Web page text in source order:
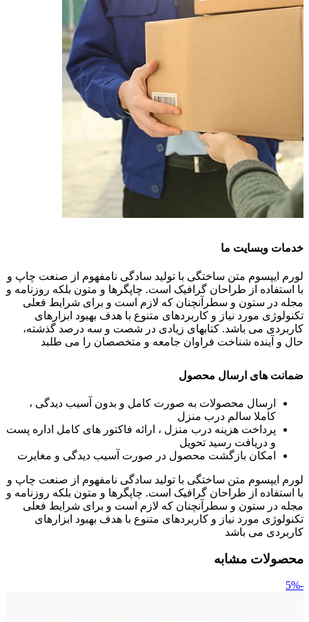
خدمات وبسایت ما
لورم ایپسوم متن ساختگی با تولید سادگی نامفهوم از صنعت چاپ و
با استفاده از طراحان گرافیک است. چاپگرها و متون بلکه روزنامه و
مجله در ستون و سطرآنچنان که لازم است و برای شرایط فعلی
تکنولوژی مورد نیاز و کاربردهای متنوع با هدف بهبود ابزارهای
کاربردی می باشد. کتابهای زیادی در شصت و سه درصد گذشته،
حال و آینده شناخت فراوان جامعه و متخصصان را می طلبد
ضمانت های ارسال محصول
ارسال محصولات به صورت کامل و بدون آسیب دیدگی ،
کاملا سالم درب منزل
پرداخت هزینه درب منزل ، ارائه فاکتور های کامل اداره پست
و دریافت رسید تحویل
امکان بازگشت محصول در صورت آسیب دیدگی و مغایرت
لورم ایپسوم متن ساختگی با تولید سادگی نامفهوم از صنعت چاپ و
با استفاده از طراحان گرافیک است. چاپگرها و متون بلکه روزنامه و
مجله در ستون و سطرآنچنان که لازم است و برای شرایط فعلی
تکنولوژی مورد نیاز و کاربردهای متنوع با هدف بهبود ابزارهای
کاربردی می باشد
محصولات مشابه
-5%